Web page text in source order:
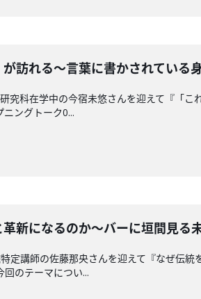
訪れる〜言葉に書かされている
究科在学中の今宿未悠さんを迎えて『「
ングトーク0...
新になるのか〜バーに垣間見る
定講師の佐藤那央さんを迎えて『なぜ伝
のテーマについ...